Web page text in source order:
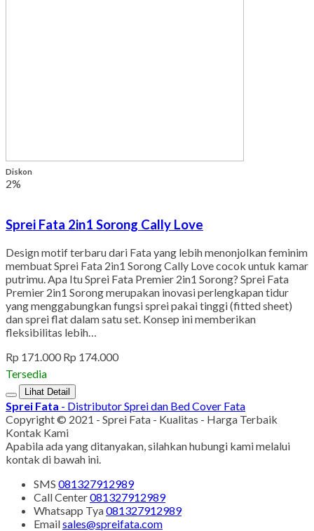
Diskon
2%
Sprei Fata 2in1 Sorong Cally Love
Design motif terbaru dari Fata yang lebih menonjolkan feminim
membuat Sprei Fata 2in1 Sorong Cally Love cocok untuk kamar
putrimu. Apa Itu Sprei Fata Premier 2in1 Sorong? Sprei Fata
Premier 2in1 Sorong merupakan inovasi perlengkapan tidur
yang menggabungkan fungsi sprei pakai tinggi (fitted sheet)
dan sprei flat dalam satu set. Konsep ini memberikan
fleksibilitas lebih…
Rp 171.000 Rp 174.000
Tersedia
Lihat Detail
Sprei Fata - Distributor Sprei dan Bed Cover Fata
Copyright © 2021 - Sprei Fata - Kualitas - Harga Terbaik
Kontak Kami
Apabila ada yang ditanyakan, silahkan hubungi kami melalui
kontak di bawah ini.
SMS 081327912989
Call Center081327912989
Whatsapp Tya081327912989
Emailsales@spreifata.com